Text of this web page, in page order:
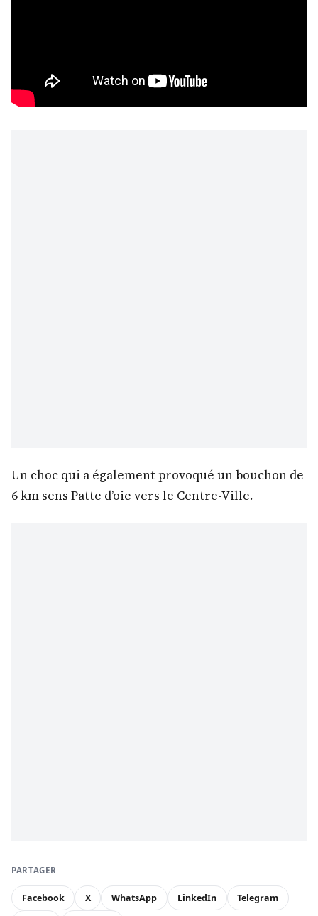
Un choc qui a également provoqué un bouchon de
6 km sens Patte d’oie vers le Centre-Ville.
PARTAGER
Facebook X WhatsApp LinkedIn Telegram